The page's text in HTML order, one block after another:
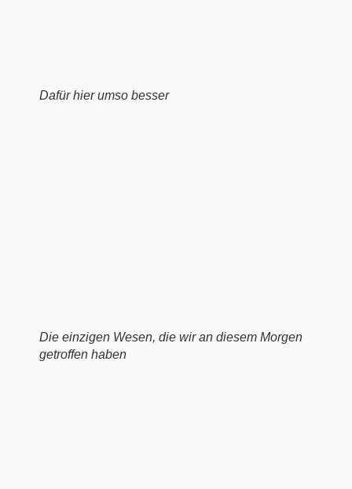
Dafür hier umso besser
Die einzigen Wesen, die wir an diesem Morgen
getroffen haben